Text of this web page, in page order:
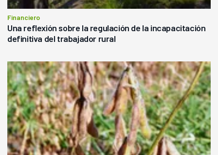
Financiero
Una reflexión sobre la regulación de la incapacitación
definitiva del trabajador rural